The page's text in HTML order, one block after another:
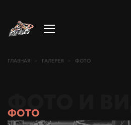
ГЛАВНАЯ ГАЛЕРЕЯ ФОТО
ФОТО И
ФОТО